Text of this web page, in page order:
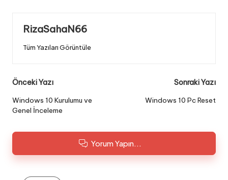
RizaSahaN66
Tüm Yazıları Görüntüle
Post
navigation
Önceki Yazı
Windows 10 Kurulumu ve
Genel İnceleme
Sonraki Yazı
Windows 10 Pc Reset
Yorum Yapın...